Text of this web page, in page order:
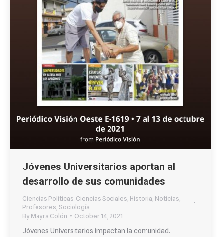
Jóvenes Universitarios aportan al
desarrollo de sus comunidades
Ciencias Políticas Ciencias Sociales Historia Noticias
Profesores Sociología
ByMayra Colón
October 14, 2021
Jóvenes Universitarios impactan la comunidad.